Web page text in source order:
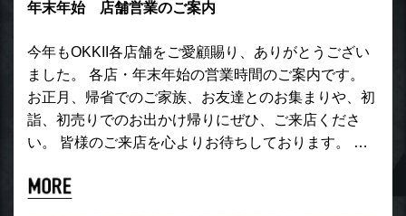
年末年始 店舗営業のご案内
今年もOKKII各店舗をご愛顧賜り、ありがとうござい
ました。 各店・年末年始の営業時間のご案内です。
お正月、帰省でのご家族、お友達とのお集まりや、初
詣、初売りでのお出かけ帰りにぜひ、ご来店くださ
い。 皆様のご来店を心よりお待ちしております。 …